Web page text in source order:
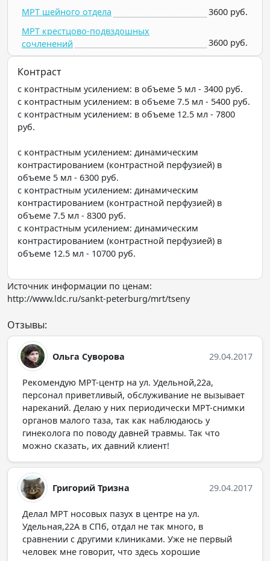
МРТ шейного отдела
3600 руб.
МРТ крестцово-подвздошных
сочленений
3600 руб.
Контраст
с контрастным усилением: в объеме 5 мл - 3400 руб.
с контрастным усилением: в объеме 7.5 мл - 5400 руб.
с контрастным усилением: в объеме 12.5 мл - 7800
руб.
с контрастным усилением: динамическим
контрастированием (контрастной перфузией) в
объеме 5 мл - 6300 руб.
с контрастным усилением: динамическим
контрастированием (контрастной перфузией) в
объеме 7.5 мл - 8300 руб.
с контрастным усилением: динамическим
контрастированием (контрастной перфузией) в
объеме 12.5 мл - 10700 руб.
Источник информации по ценам:
http://www.ldc.ru/sankt-peterburg/mrt/tseny
Отзывы:
Ольга Суворова 29.04.2017
Рекомендую МРТ-центр на ул. Удельной,22а,
персонал приветливый, обслуживание не вызывает
нареканий. Делаю у них периодически МРТ-снимки
органов малого таза, так как наблюдаюсь у
гинеколога по поводу давней травмы. Так что
можно сказать, их давний клиент!
Григорий Тризна 29.04.2017
Делал МРТ носовых пазух в центре на ул.
Удельная,22А в СПб, отдал не так много, в
сравнении с другими клиниками. Уже не первый
человек мне говорит, что здесь хорошие